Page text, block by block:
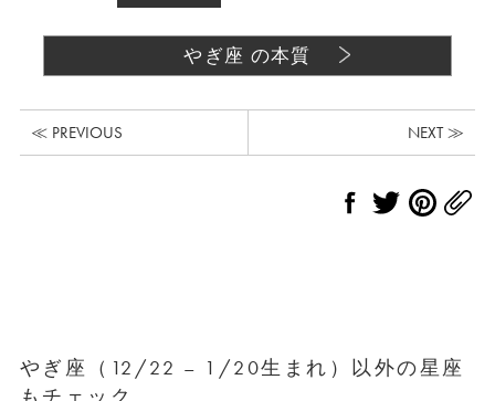
やぎ座 の本質
≪ PREVIOUS NEXT ≫
やぎ座（12/22 – 1/20生まれ）以外の星座